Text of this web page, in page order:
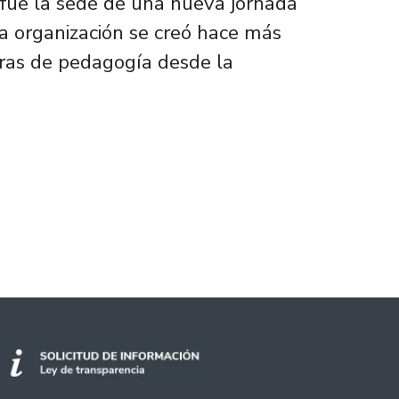
se creó hace más
de pedagogía desde la